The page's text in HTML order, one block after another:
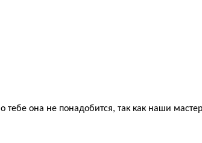
тебе она не понадобится, так как наши